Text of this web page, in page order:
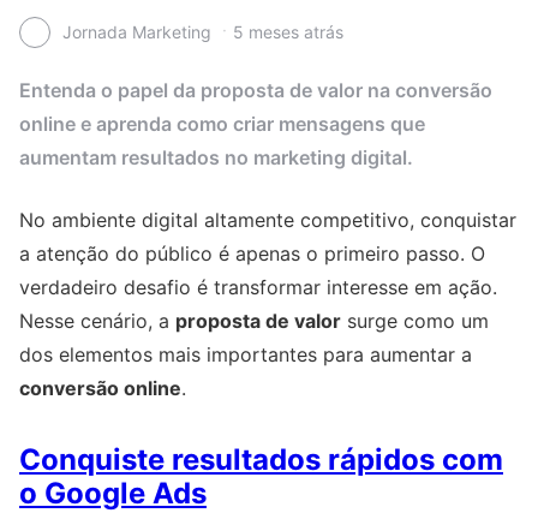
Jornada Marketing 5 meses atrás
Entenda o papel da proposta de valor na conversão
online e aprenda como criar mensagens que
aumentam resultados no marketing digital.
No ambiente digital altamente competitivo, conquistar
a atenção do público é apenas o primeiro passo. O
verdadeiro desafio é transformar interesse em ação.
Nesse cenário, a proposta de valor surge como um
dos elementos mais importantes para aumentar a
conversão online.
Conquiste resultados rápidos com
o Google Ads